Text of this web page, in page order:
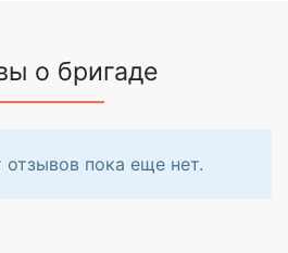
о бригаде
пока еще нет.